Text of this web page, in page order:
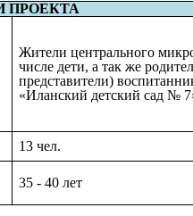
ПРОЕКТА
Жители центрального
числе дети, а так же
представители)
«Иланский детский сад №
13 чел.
35 - 40 лет